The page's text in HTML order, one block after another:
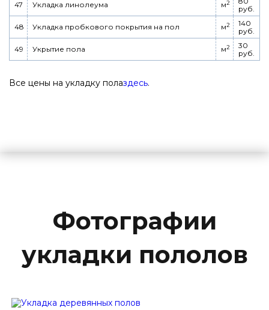
47
Укладка линолеума м2
руб.
48
Укладка пробкового покрытия на пол м2
140
руб.
49
Укрытие пола м2
30
руб.
Все цены на укладку полаздесь.
Фотографии
укладки пололов